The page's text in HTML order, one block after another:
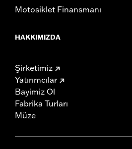
Motosiklet Finansmanı
HAKKIMIZDA
Şirketimiz
Yatırımcılar
Bayimiz Ol
Fabrika Turları
Müze